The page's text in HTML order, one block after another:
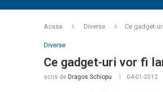
Acasa Diverse Ce gadget-
Diverse
Ce gadget-uri vor fi
scris de Dragos Schiopu 04-01-2012